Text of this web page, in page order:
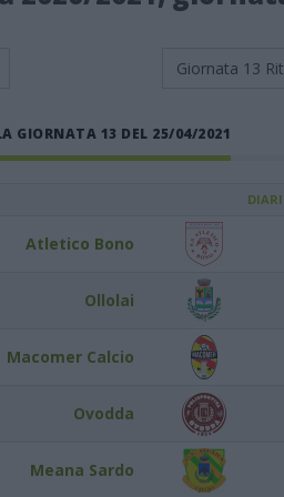
Giornata 13
GIORNATA 13 DEL 25/04/2021
Atletico Bono
Ollolai
Macomer Calcio
Ovodda
Meana Sardo